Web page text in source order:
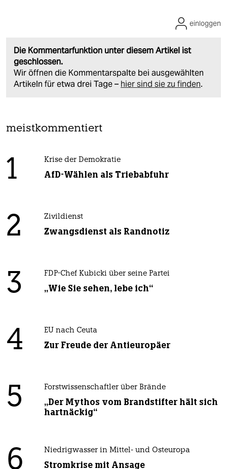
Die Kommentarfunktion unter diesem Artikel ist
geschlossen.
Wir öffnen die Kommentarspalte bei ausgewählten
Artikeln für etwa drei Tage – hier sind sie zu finden.
einloggen
meistkommentiert
1 Krise der Demokratie
AfD-Wählen als Triebabfuhr
2 Zivildienst
Zwangsdienst als Randnotiz
3 FDP-Chef Kubicki über seine Partei
„Wie Sie sehen, lebe ich“
4 EU nach Ceuta
Zur Freude der Antieuropäer
5 Forstwissenschaftler über Brände
„Der Mythos vom Brandstifter hält sich
hartnäckig“
6 Niedrigwasser in Mittel- und Osteuropa
Stromkrise mit Ansage